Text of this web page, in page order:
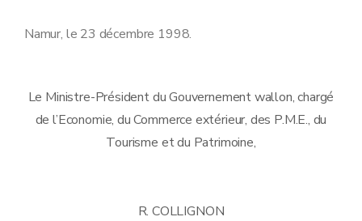
Namur, le 23 décembre 1998.
Le Ministre-Président du Gouvernement wallon, chargé
de l’Economie, du Commerce extérieur, des P.M.E., du
Tourisme et du Patrimoine,
R. COLLIGNON